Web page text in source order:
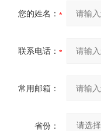
您的姓名：
联系电话：
常用邮箱：
省份：